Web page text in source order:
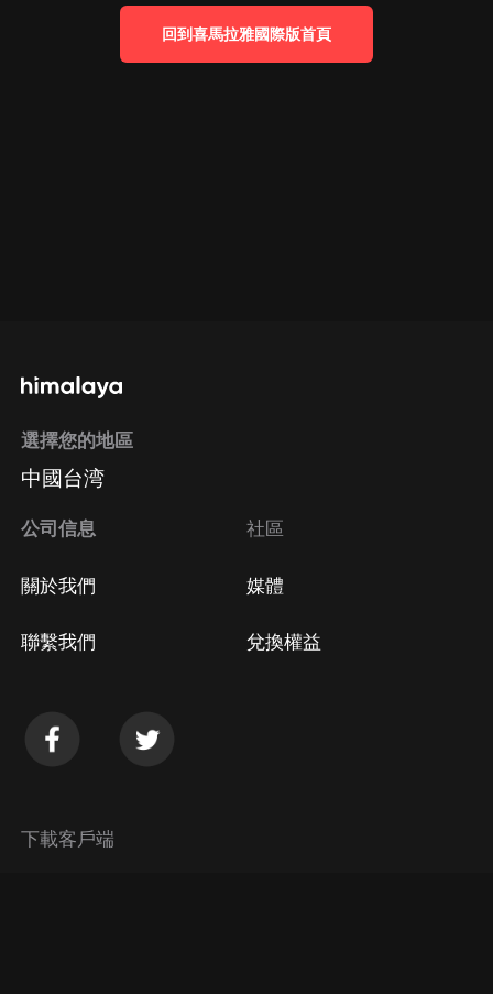
回到喜馬拉雅國際版首頁
選擇您的地區
中國台湾
公司信息
關於我們
聯繫我們
社區
媒體
兌換權益
下載客戶端